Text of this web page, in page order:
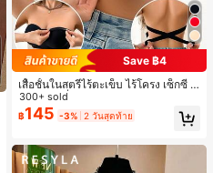
Save ฿4
เสื้อชั้นในสตรีไร้ตะเข็บ ไร้โครง เซ็กซี่ ด้
านข้างไม่ลื่น แผ่นรองถอดได้ ลายไขว้ห
ลัง ไร้สาย สบายตลอดวัน
300+ sold
฿145 -3% 2 วันสุดท้าย